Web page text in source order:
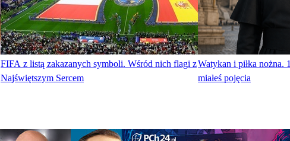
FIFA z listą zakazanych symboli. Wśród nich flagi z
Najświętszym Sercem
Watykan i piłka nożna.
miałeś pojęcia